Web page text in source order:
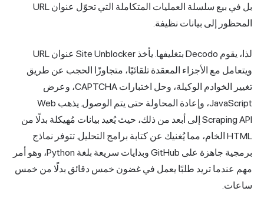
بل في بيع سلسلة العمليات المتكاملة التي تحوّل عنوان URL
المحظور إلى بيانات نظيفة.
لذا، يقوم Decodo بتغليفها. يأخذ Site Unblocker عنوان URL
ويتعامل مع الأجزاء المعقدة تلقائيًا، متجاوزًا الحجب عن طريق
تغيير الخوادم الوكيلة، وحل اختبارات CAPTCHA، وعرض
JavaScript، وإعادة المحاولة حتى يتم الوصول. يذهب Web
Scraping API إلى أبعد من ذلك، حيث يُعيد بيانات مُهيكلة بدلًا من
HTML الخام، مما يُغنيك عن كتابة برامج التحليل. تتوفر نماذج
برمجية جاهزة على GitHub وبدايات سريعة بلغة Python، وهو أمر
مهم عندما تريد طلبًا يعمل في غضون خمس دقائق بدلًا من خمس
ساعات.